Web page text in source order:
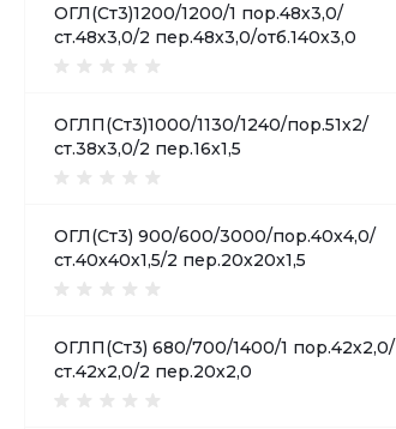
ОГЛ(Ст3)1200/1200/1 пор.48х3,0/
ст.48х3,0/2 пер.48х3,0/отб.140х3,0
ОГЛП(Ст3)1000/1130/1240/пор.51х2/
ст.38х3,0/2 пер.16х1,5
ОГЛ(Ст3) 900/600/3000/пор.40х4,0/
ст.40х40х1,5/2 пер.20х20х1,5
ОГЛП(Ст3) 680/700/1400/1 пор.42х2,0/
ст.42х2,0/2 пер.20х2,0